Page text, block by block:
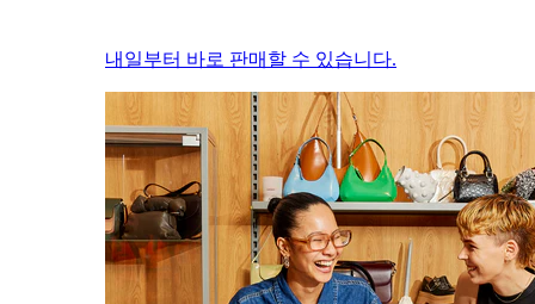
내일부터 바로 판매할 수 있습니다.